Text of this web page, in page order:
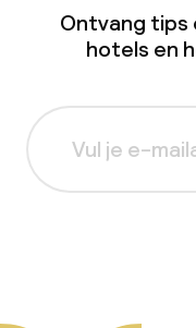
Ontvang tips
hotels en